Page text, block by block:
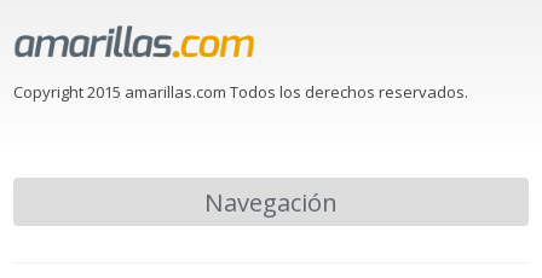
Copyright 2015 amarillas.com Todos los derechos reservados.
Navegación